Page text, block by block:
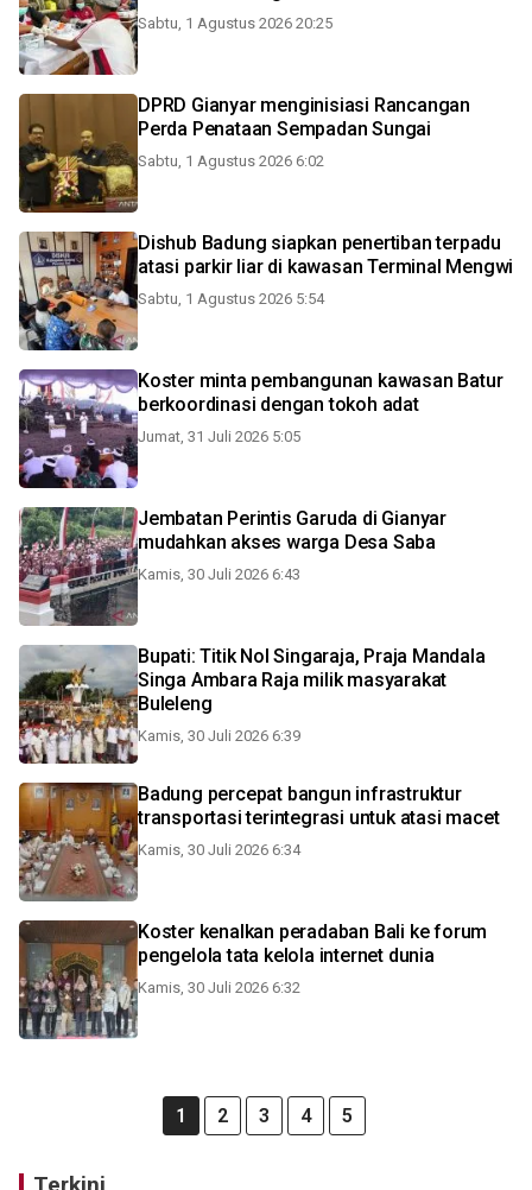
Sabtu, 1 Agustus 2026 20:25
DPRD Gianyar menginisiasi Rancangan
Perda Penataan Sempadan Sungai
Sabtu, 1 Agustus 2026 6:02
Dishub Badung siapkan penertiban terpadu
atasi parkir liar di kawasan Terminal Mengwi
Sabtu, 1 Agustus 2026 5:54
Koster minta pembangunan kawasan Batur
berkoordinasi dengan tokoh adat
Jumat, 31 Juli 2026 5:05
Jembatan Perintis Garuda di Gianyar
mudahkan akses warga Desa Saba
Kamis, 30 Juli 2026 6:43
Bupati: Titik Nol Singaraja, Praja Mandala
Singa Ambara Raja milik masyarakat
Buleleng
Kamis, 30 Juli 2026 6:39
Badung percepat bangun infrastruktur
transportasi terintegrasi untuk atasi macet
Kamis, 30 Juli 2026 6:34
Koster kenalkan peradaban Bali ke forum
pengelola tata kelola internet dunia
Kamis, 30 Juli 2026 6:32
1 2 3 4 5